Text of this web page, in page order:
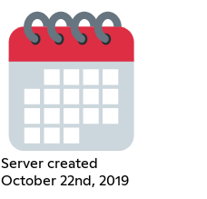
Server created
October 22nd, 2019